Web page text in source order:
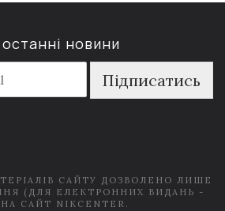
новини
Підписатись
САЙТУ ДОЗВОЛЕНО ЛИШЕ
(ДЛЯ ЕЛЕКТРОННИХ ВИДАНЬ -
САЙТ NIKCENTER.